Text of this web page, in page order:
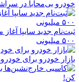
خودرو بی‌محابا در
۵۰۰ میلیونی
بازار خودرو برای خودروهای ۵-۱۰ میلیاردی